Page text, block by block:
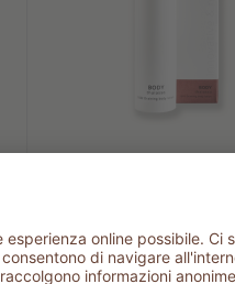
lotion